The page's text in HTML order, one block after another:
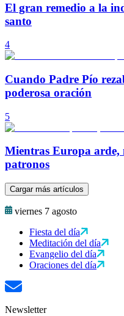
El gran remedio a la
santo
4
Cuando Padre Pío
poderosa oración
5
Mientras Europa arde,
patronos
Cargar más artículos
viernes 7 agosto
Fiesta del día
Meditación del día
Evangelio del día
Oraciones del día
Newsletter